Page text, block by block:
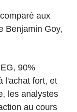
aux
Benjamin Goy,
90%
l'achat fort, et
les analystes
au cours